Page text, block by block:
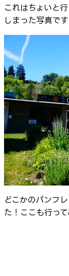
これはちょいと
しまった写真で
どこかのパンフ
た！ここも行っ